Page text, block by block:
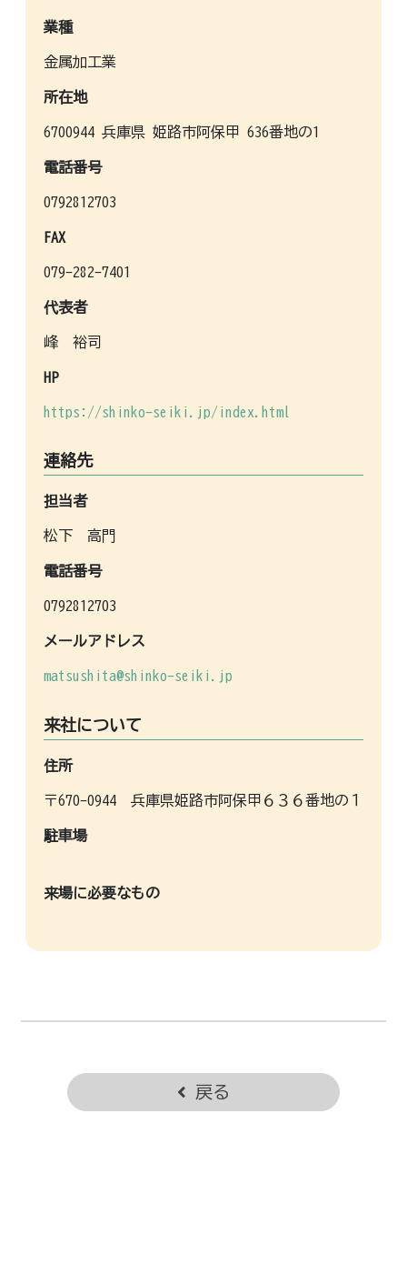
業種
金属加工業
所在地
6700944 兵庫県 姫路市阿保甲 636番地の1
電話番号
0792812703
FAX
079-282-7401
代表者
峰 裕司
HP
https://shinko-seiki.jp/index.html
連絡先
担当者
松下 高門
電話番号
0792812703
メールアドレス
matsushita@shinko-seiki.jp
来社について
住所
〒670-0944 兵庫県姫路市阿保甲６３６番地の１
駐車場
来場に必要なもの
戻る